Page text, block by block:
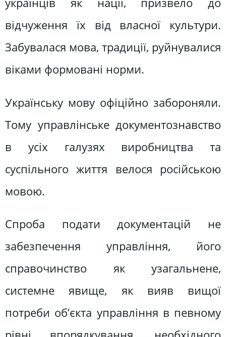
відчуження їх від власної культури.
Забувалася мова, традиції, руйнувалися
віками формовані норми.
Українську мову офіційно забороняли.
Тому управлінське документознавство
в усіх галузях виробництва та
суспільного життя велося російською
мовою.
Спроба подати документацій не
забезпечення управління, його
справочинство як узагальнене,
системне явище, як вияв вищої
потреби об’єкта управління в певному